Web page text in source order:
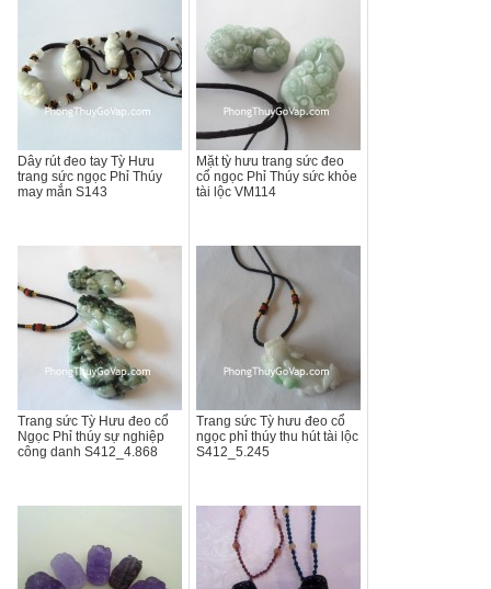
Dây rút đeo tay Tỳ Hưu
trang sức ngọc Phỉ Thúy
may mắn S143
Mặt tỳ hưu trang sức đeo
cổ ngọc Phỉ Thúy sức khỏe
tài lộc VM114
Trang sức Tỳ Hưu đeo cổ
Ngọc Phỉ thúy sự nghiệp
công danh S412_4.868
Trang sức Tỳ hưu đeo cổ
ngọc phỉ thúy thu hút tài lộc
S412_5.245